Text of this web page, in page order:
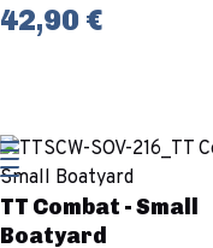
42,90 €
TT Combat - Small
Boatyard